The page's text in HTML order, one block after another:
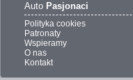
Auto Pasjonaci
Polityka cookies
Patronaty
Wspieramy
O nas
Kontakt